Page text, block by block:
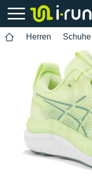
Herren Schuhe